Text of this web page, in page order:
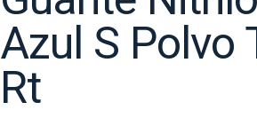
Azul S Polvo
Rt